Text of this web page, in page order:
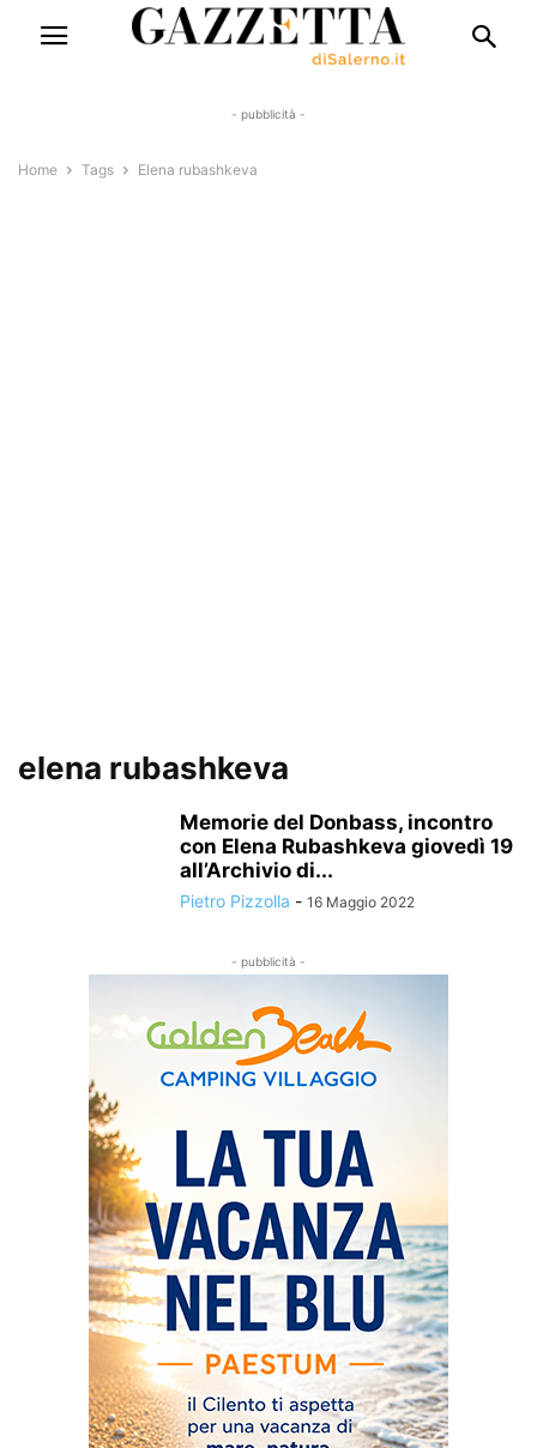
- pubblicità -
Home Tags Elena rubashkeva
elena rubashkeva
Memorie del Donbass, incontro
con Elena Rubashkeva giovedì 19
all’Archivio di...
Pietro Pizzolla - 16 Maggio 2022
- pubblicità -